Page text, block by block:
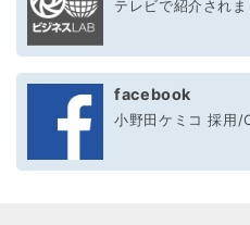
テレビで紹介されま
facebook
小野田ケミコ 採用